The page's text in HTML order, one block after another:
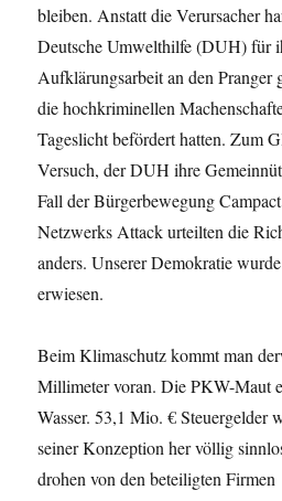
bleiben. Anstatt die Verursacher
Deutsche Umwelthilfe (DUH) für
Aufklärungsarbeit an den Pranger
die hochkriminellen
Tageslicht befördert hatten. Zum
Versuch, der DUH ihre
Fall der Bürgerbewegung
Netzwerks Attack urteilten die
anders. Unserer Demokratie
erwiesen.
Beim Klimaschutz kommt man
Millimeter voran. Die PKW-Maut
Wasser. 53,1 Mio. € Steuergelder
seiner Konzeption her völlig
drohen von den beteiligten Firmen